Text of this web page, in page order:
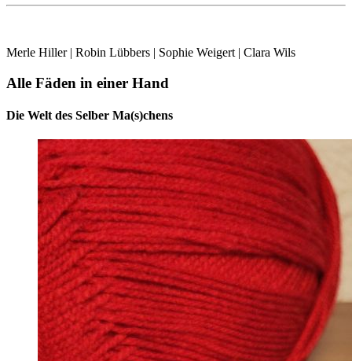
Merle Hiller | Robin Lübbers | Sophie Weigert | Clara Wils
Alle Fäden in einer Hand
Die Welt des Selber Ma(s)chens